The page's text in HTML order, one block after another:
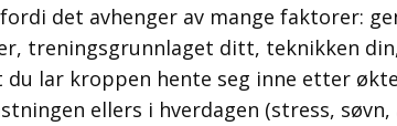
det avhenger av mange faktorer:
treningsgrunnlaget ditt, teknikken
lar kroppen hente seg inne etter
ellers i hverdagen (stress,